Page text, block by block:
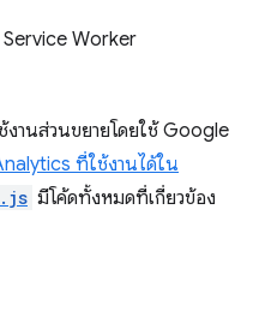
Worker
านส่วนขยายโดยใช้ Google
ที่ใช้งานได้ใน
มีโค้ดทั้งหมดที่เกี่ยวข้อง